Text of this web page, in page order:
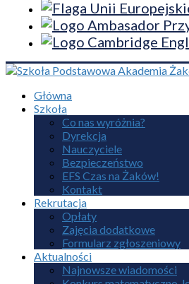
Główna
Szkoła
Co nas wyróżnia?
Dyrekcja
Nauczyciele
Bezpieczeństwo
EFS Czas na Żaków!
Kontakt
Rekrutacja
Opłaty
Zajęcia dodatkowe
Formularz zgłoszeniowy
Aktualności
Najnowsze wiadomości